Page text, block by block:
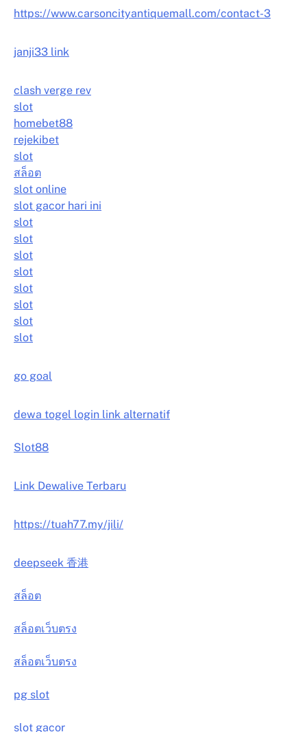
https://www.carsoncityantiquemall.com/contact-3
janji33 link
clash verge rev
slot
homebet88
rejekibet
slot
สล็อต
slot online
slot gacor hari ini
slot
slot
slot
slot
slot
slot
slot
slot
go goal
dewa togel login link alternatif
Slot88
Link Dewalive Terbaru
https://tuah77.my/jili/
deepseek 香港
สล็อต
สล็อตเว็บตรง
สล็อตเว็บตรง
pg slot
slot gacor